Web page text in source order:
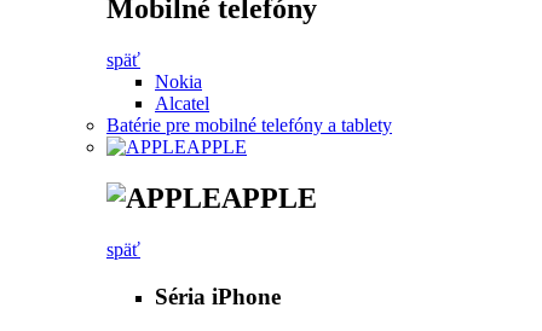
Mobilné telefóny
späť
Nokia
Alcatel
Batérie pre mobilné telefóny a tablety
APPLE
APPLE
späť
Séria iPhone